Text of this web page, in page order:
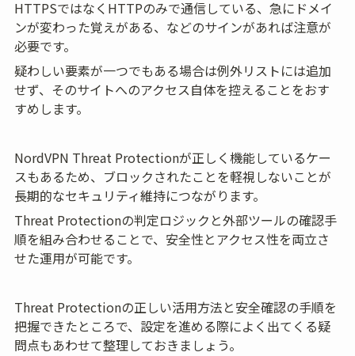
HTTPSではなくHTTPのみで通信している、急にドメイ
ンが変わった覚えがある、などのサインがあれば注意が
必要です。
疑わしい要素が一つでもある場合は例外リストには追加
せず、そのサイトへのアクセス自体を控えることをおす
すめします。
NordVPN Threat Protectionが正しく機能しているケー
スもあるため、ブロックされたことを軽視しないことが
長期的なセキュリティ維持につながります。
Threat Protectionの判定ロジックと外部ツールの確認手
順を組み合わせることで、安全性とアクセス性を両立さ
せた運用が可能です。
Threat Protectionの正しい活用方法と安全確認の手順を
把握できたところで、設定を進める際によく出てくる疑
問点もあわせて整理しておきましょう。